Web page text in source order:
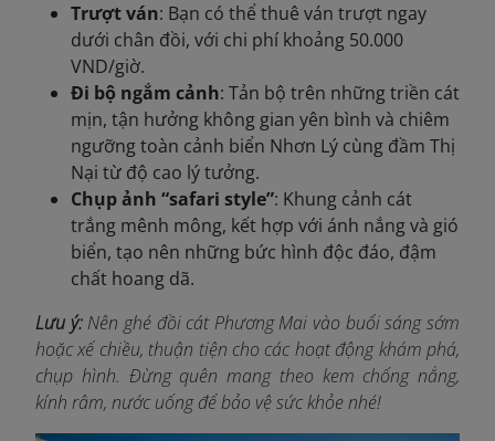
Trượt ván: Bạn có thể thuê ván trượt ngay
dưới chân đồi, với chi phí khoảng 50.000
VND/giờ.
Đi bộ ngắm cảnh: Tản bộ trên những triền cát
mịn, tận hưởng không gian yên bình và chiêm
ngưỡng toàn cảnh biển Nhơn Lý cùng đầm Thị
Nại từ độ cao lý tưởng.
Chụp ảnh “safari style”: Khung cảnh cát
trắng mênh mông, kết hợp với ánh nắng và gió
biển, tạo nên những bức hình độc đáo, đậm
chất hoang dã.
Lưu ý: Nên ghé đồi cát Phương Mai vào buổi sáng sớm
hoặc xế chiều, thuận tiện cho các hoạt động khám phá,
chụp hình. Đừng quên mang theo kem chống nắng,
kính râm, nước uống để bảo vệ sức khỏe nhé!